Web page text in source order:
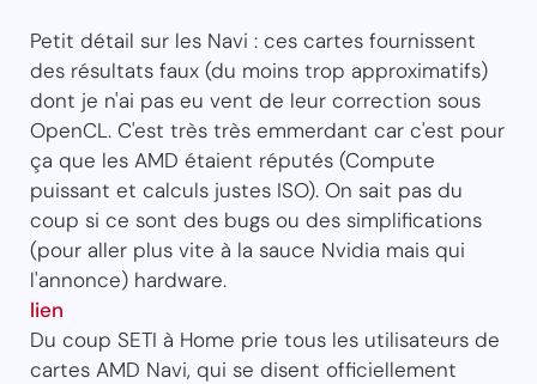
Petit détail sur les Navi : ces cartes fournissent
des résultats faux (du moins trop approximatifs)
dont je n'ai pas eu vent de leur correction sous
OpenCL. C'est très très emmerdant car c'est pour
ça que les AMD étaient réputés (Compute
puissant et calculs justes ISO). On sait pas du
coup si ce sont des bugs ou des simplifications
(pour aller plus vite à la sauce Nvidia mais qui
l'annonce) hardware.
lien
Du coup SETI à Home prie tous les utilisateurs de
cartes AMD Navi, qui se disent officiellement